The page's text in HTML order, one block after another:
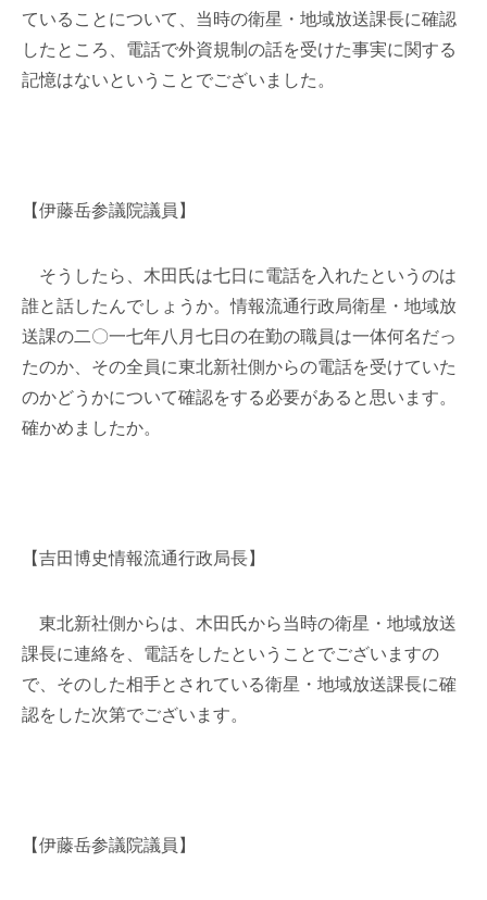
ていることについて、当時の衛星・地域放送課長に確認
したところ、電話で外資規制の話を受けた事実に関する
記憶はないということでございました。
【伊藤岳参議院議員】
そうしたら、木田氏は七日に電話を入れたというのは
誰と話したんでしょうか。情報流通行政局衛星・地域放
送課の二〇一七年八月七日の在勤の職員は一体何名だっ
たのか、その全員に東北新社側からの電話を受けていた
のかどうかについて確認をする必要があると思います。
確かめましたか。
【吉田博史情報流通行政局長】
東北新社側からは、木田氏から当時の衛星・地域放送
課長に連絡を、電話をしたということでございますの
で、そのした相手とされている衛星・地域放送課長に確
認をした次第でございます。
【伊藤岳参議院議員】